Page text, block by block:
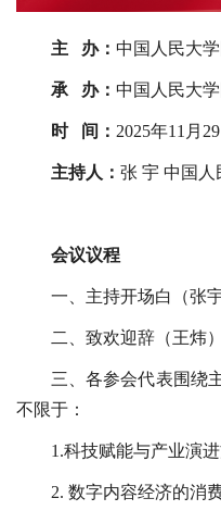
主 办： 中国人民大
承 办： 中国人民大
时 间： 2025年11月
主持人： 张 宇 中国
会议议程
一、主持开场白（张
二、致欢迎辞（王炜）
三、各参会代表围绕
不限于：
1.科技赋能与产业演
2. 数字内容经济的消